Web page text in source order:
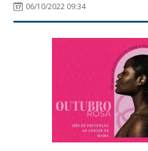
06/10/2022 09:34